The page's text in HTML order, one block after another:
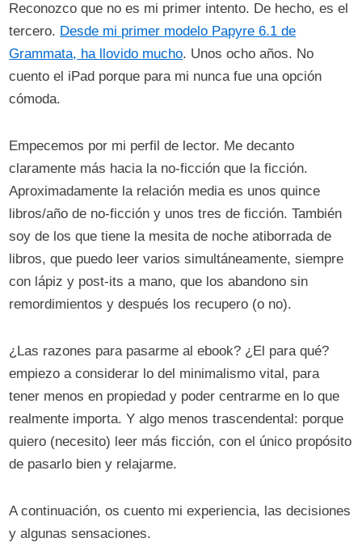
Reconozco que no es mi primer intento. De hecho, es el
tercero. Desde mi primer modelo Papyre 6.1 de
Grammata, ha llovido mucho. Unos ocho años. No
cuento el iPad porque para mi nunca fue una opción
cómoda.
Empecemos por mi perfil de lector. Me decanto
claramente más hacia la no-ficción que la ficción.
Aproximadamente la relación media es unos quince
libros/año de no-ficción y unos tres de ficción. También
soy de los que tiene la mesita de noche atiborrada de
libros, que puedo leer varios simultáneamente, siempre
con lápiz y post-its a mano, que los abandono sin
remordimientos y después los recupero (o no).
¿Las razones para pasarme al ebook? ¿El para qué?
empiezo a considerar lo del minimalismo vital, para
tener menos en propiedad y poder centrarme en lo que
realmente importa. Y algo menos trascendental: porque
quiero (necesito) leer más ficción, con el único propósito
de pasarlo bien y relajarme.
A continuación, os cuento mi experiencia, las decisiones
y algunas sensaciones.